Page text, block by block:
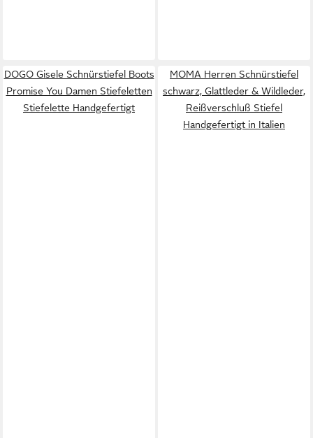
DOGO Gisele Schnürstiefel Boots
Promise You Damen Stiefeletten
Stiefelette Handgefertigt
MOMA Herren Schnürstiefel
schwarz, Glattleder & Wildleder,
Reißverschluß Stiefel
Handgefertigt in Italien